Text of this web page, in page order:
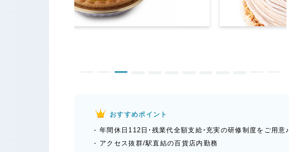
おすすめポイント
年間休日112日・残業代全額支給・充実の研修制度をご用意♪
アクセス抜群/駅直結の百貨店内勤務